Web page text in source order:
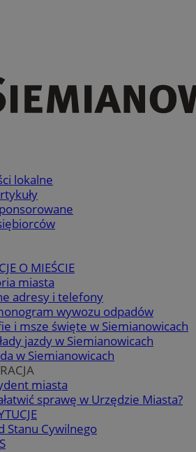
lokalne
O MIEŚCIE
miasta
adresy i telefony
wywozu odpadów
i msze święte w Siemianowicach
jazdy w Siemianowicach
w Siemianowicach
miasta
sprawę w Urzędzie Miasta?
Stanu Cywilnego